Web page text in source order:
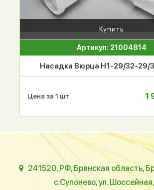
Купить
Артикул: 21004814
Насадка Вюрца Н1-29/32-29/
Цена за 1 шт. 1
241520, РФ, Брянская область,
с.Супонево, ул.